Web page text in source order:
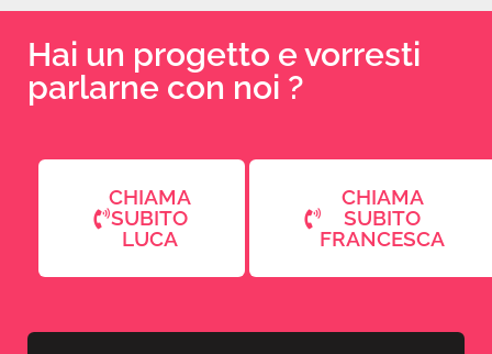
Hai un progetto e vorresti
parlarne con noi ?
CHIAMA
SUBITO
LUCA
CHIAMA
SUBITO
FRANCESCA